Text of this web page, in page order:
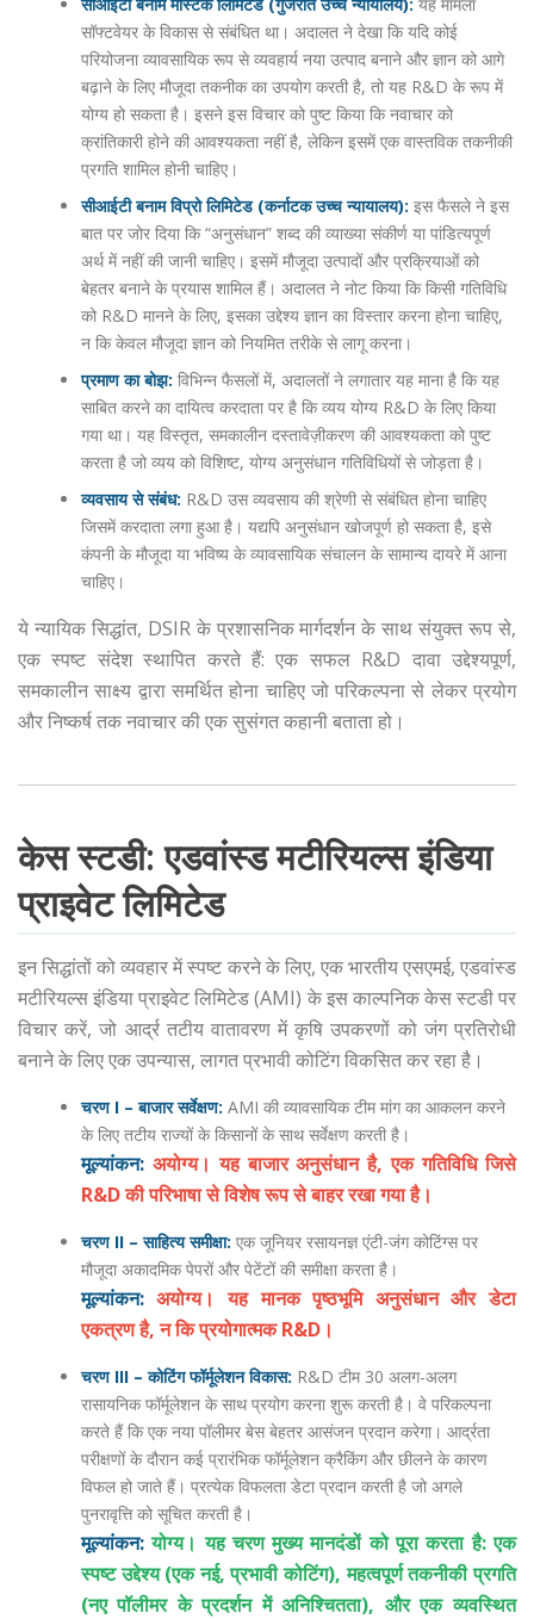
सॉफ्टवेयर के विकास से संबंधित था। अदालत ने देखा कि यदि कोई
परियोजना व्यावसायिक रूप से व्यवहार्य नया उत्पाद बनाने और ज्ञान को आगे
बढ़ाने के लिए मौजूदा तकनीक का उपयोग करती है, तो यह R&D के रूप में
योग्य हो सकता है। इसने इस विचार को पुष्ट किया कि नवाचार को
क्रांतिकारी होने की आवश्यकता नहीं है, लेकिन इसमें एक वास्तविक तकनीकी
प्रगति शामिल होनी चाहिए।
सीआईटी बनाम विप्रो लिमिटेड (कर्नाटक उच्च न्यायालय): इस फैसले ने इस
बात पर जोर दिया कि “अनुसंधान” शब्द की व्याख्या संकीर्ण या पांडित्यपूर्ण
अर्थ में नहीं की जानी चाहिए। इसमें मौजूदा उत्पादों और प्रक्रियाओं को
बेहतर बनाने के प्रयास शामिल हैं। अदालत ने नोट किया कि किसी गतिविधि
को R&D मानने के लिए, इसका उद्देश्य ज्ञान का विस्तार करना होना चाहिए,
न कि केवल मौजूदा ज्ञान को नियमित तरीके से लागू करना।
प्रमाण का बोझ: विभिन्न फैसलों में, अदालतों ने लगातार यह माना है कि यह
साबित करने का दायित्व करदाता पर है कि व्यय योग्य R&D के लिए किया
गया था। यह विस्तृत, समकालीन दस्तावेज़ीकरण की आवश्यकता को पुष्ट
करता है जो व्यय को विशिष्ट, योग्य अनुसंधान गतिविधियों से जोड़ता है।
व्यवसाय से संबंध: R&D उस व्यवसाय की श्रेणी से संबंधित होना चाहिए
जिसमें करदाता लगा हुआ है। यद्यपि अनुसंधान खोजपूर्ण हो सकता है, इसे
कंपनी के मौजूदा या भविष्य के व्यावसायिक संचालन के सामान्य दायरे में आना
चाहिए।
ये न्यायिक सिद्धांत, DSIR के प्रशासनिक मार्गदर्शन के साथ संयुक्त रूप से,
एक स्पष्ट संदेश स्थापित करते हैं: एक सफल R&D दावा उद्देश्यपूर्ण,
समकालीन साक्ष्य द्वारा समर्थित होना चाहिए जो परिकल्पना से लेकर प्रयोग
और निष्कर्ष तक नवाचार की एक सुसंगत कहानी बताता हो।
केस स्टडी: एडवांस्ड मटीरियल्स इंडिया
प्राइवेट लिमिटेड
इन सिद्धांतों को व्यवहार में स्पष्ट करने के लिए, एक भारतीय एसएमई, एडवांस्ड
मटीरियल्स इंडिया प्राइवेट लिमिटेड (AMI) के इस काल्पनिक केस स्टडी पर
विचार करें, जो आर्द्र तटीय वातावरण में कृषि उपकरणों को जंग प्रतिरोधी
बनाने के लिए एक उपन्यास, लागत प्रभावी कोटिंग विकसित कर रहा है।
चरण I – बाजार सर्वेक्षण: AMI की व्यावसायिक टीम मांग का आकलन करने
के लिए तटीय राज्यों के किसानों के साथ सर्वेक्षण करती है।
मूल्यांकन:अयोग्य। यह बाजार अनुसंधान है, एक गतिविधि जिसे
R&D की परिभाषा से विशेष रूप से बाहर रखा गया है।
चरण II – साहित्य समीक्षा: एक जूनियर रसायनज्ञ एंटी-जंग कोटिंग्स पर
मौजूदा अकादमिक पेपरों और पेटेंटों की समीक्षा करता है।
मूल्यांकन:अयोग्य। यह मानक पृष्ठभूमि अनुसंधान और डेटा
एकत्रण है, न कि प्रयोगात्मक R&D।
चरण III – कोटिंग फॉर्मूलेशन विकास: R&D टीम 30 अलग-अलग
रासायनिक फॉर्मूलेशन के साथ प्रयोग करना शुरू करती है। वे परिकल्पना
करते हैं कि एक नया पॉलीमर बेस बेहतर आसंजन प्रदान करेगा। आर्द्रता
परीक्षणों के दौरान कई प्रारंभिक फॉर्मूलेशन क्रैकिंग और छीलने के कारण
विफल हो जाते हैं। प्रत्येक विफलता डेटा प्रदान करती है जो अगले
पुनरावृत्ति को सूचित करती है।
मूल्यांकन:योग्य। यह चरण मुख्य मानदंडों को पूरा करता है: एक
स्पष्ट उद्देश्य (एक नई, प्रभावी कोटिंग), महत्वपूर्ण तकनीकी प्रगति
(नए पॉलीमर के प्रदर्शन में अनिश्चितता), और एक व्यवस्थित